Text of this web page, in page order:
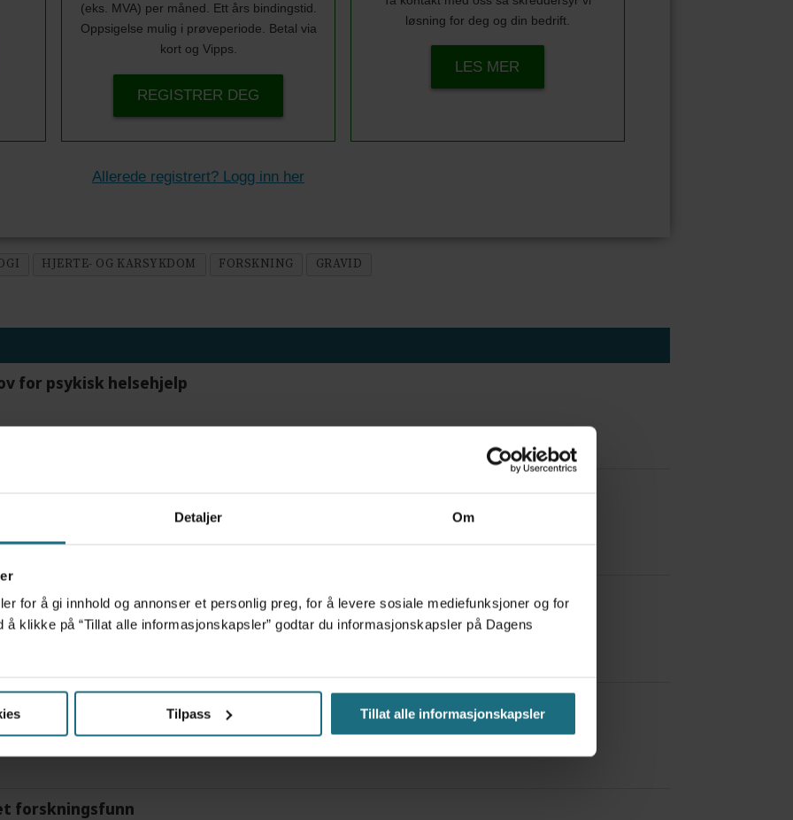
Detaljer Om
for å gi innhold og annonser et personlig preg, for å levere sosiale mediefunksjoner og for
å klikke på “Tillat alle informasjonskapsler” godtar du informasjonskapsler på Dagens
Tilpass Tillat alle informasjonskapsler
(eks. MVA) per måned. Ett års bindingstid.
Oppsigelse mulig i prøveperiode. Betal via
kort og Vipps.
REGISTRER DEG
løsning for deg og din bedrift.
LES MER
Allerede registrert? Logg inn her
HJERTE- OG KARSYKDOM FORSKNING GRAVID
for psykisk helsehjelp
tid for helsepersonell: – Det er helt magisk å være forvakt nå
måneder – i en 16-fots motorbåt
forskningsfunn